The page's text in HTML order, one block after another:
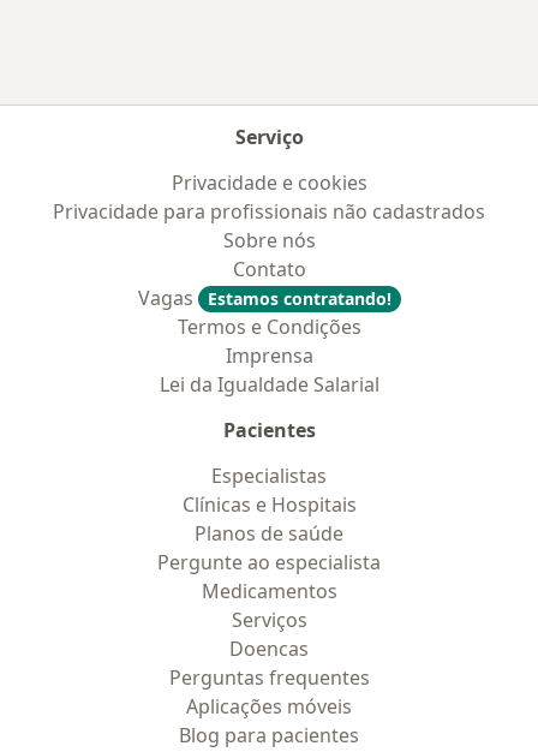
Serviço
Privacidade e cookies
Privacidade para profissionais não cadastrados
Sobre nós
Contato
Vagas
Estamos contratando!
Termos e Condições
Imprensa
Lei da Igualdade Salarial
Pacientes
Especialistas
Clínicas e Hospitais
Planos de saúde
Pergunte ao especialista
Medicamentos
Serviços
Doencas
Perguntas frequentes
Aplicações móveis
Blog para pacientes